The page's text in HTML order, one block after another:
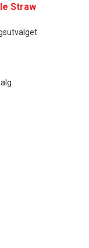
Straw